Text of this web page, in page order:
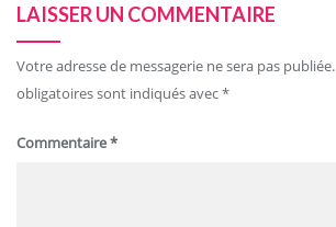
LAISSER UN COMMENTAIRE
Votre adresse de messagerie ne sera pas publiée.
obligatoires sont indiqués avec*
Commentaire*